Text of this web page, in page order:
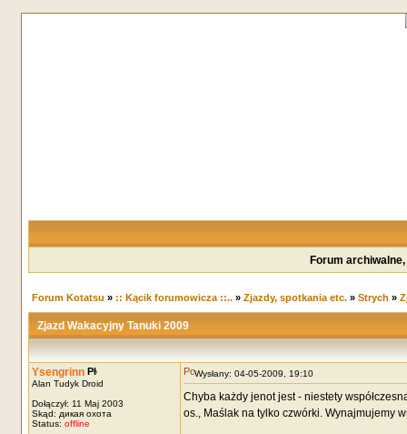
Forum
Forum Kotatsu » :: Kącik forumowicza ::..» Zjazdy, spotkania etc.» Strych »
Zjazd Wakacyjny Tanuki 2009
Ysengrinn
Alan Tudyk Droid
Dołączył: 11 Maj 2003
Skąd: дикая охота
Status: offline
Wysłany: 04-05-2009, 19:10
Chyba każdy jenot jest - niestety
os., Maślak na tylko czwórki. Wynajmujemy